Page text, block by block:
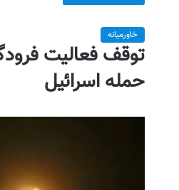
خاورمیانه
توقف فعالیت
حمله اسرائیل